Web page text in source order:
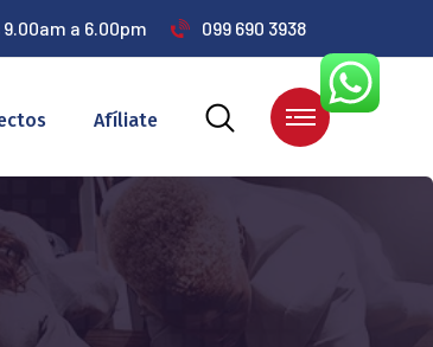
a 6.00pm 099 690 3938
Afíliate